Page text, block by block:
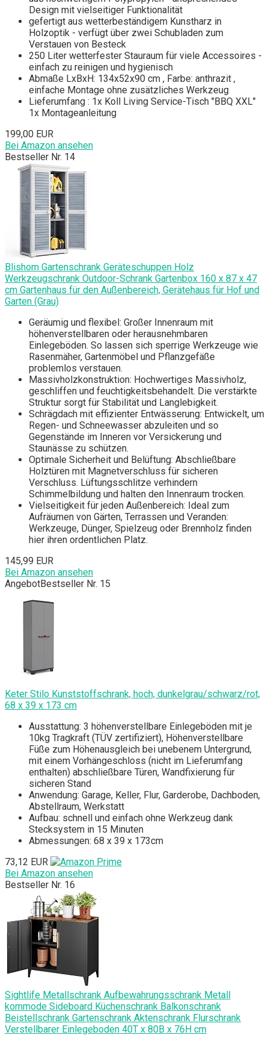
Design mit vielseitiger Funktionalität
gefertigt aus wetterbeständigem Kunstharz in
Holzoptik - verfügt über zwei Schubladen zum
Verstauen von Besteck
250 Liter wetterfester Stauraum für viele Accessoires -
einfach zu reinigen und hygienisch
Abmaße LxBxH: 134x52x90 cm , Farbe: anthrazit ,
einfache Montage ohne zusätzliches Werkzeug
Lieferumfang : 1x Koll Living Service-Tisch "BBQ XXL"
1x Montageanleitung
199,00 EUR
Bei Amazon ansehen
Bestseller Nr. 14
Blishom Gartenschrank Geräteschuppen Holz
Werkzeugschrank Outdoor-Schrank Gartenbox 160 x 87 x 47
cm Gartenhaus für den Außenbereich, Gerätehaus für Hof und
Garten (Grau)
Geräumig und flexibel: Großer Innenraum mit
höhenverstellbaren oder herausnehmbaren
Einlegeböden. So lassen sich sperrige Werkzeuge wie
Rasenmäher, Gartenmöbel und Pflanzgefäße
problemlos verstauen.
Massivholzkonstruktion: Hochwertiges Massivholz,
geschliffen und feuchtigkeitsbehandelt. Die verstärkte
Struktur sorgt für Stabilität und Langlebigkeit.
Schrägdach mit effizienter Entwässerung: Entwickelt, um
Regen- und Schneewasser abzuleiten und so
Gegenstände im Inneren vor Versickerung und
Staunässe zu schützen.
Optimale Sicherheit und Belüftung: Abschließbare
Holztüren mit Magnetverschluss für sicheren
Verschluss. Lüftungsschlitze verhindern
Schimmelbildung und halten den Innenraum trocken.
Vielseitigkeit für jeden Außenbereich: Ideal zum
Aufräumen von Gärten, Terrassen und Veranden:
Werkzeuge, Dünger, Spielzeug oder Brennholz finden
hier ihren ordentlichen Platz.
145,99 EUR
Bei Amazon ansehen
AngebotBestseller Nr. 15
Keter Stilo Kunststoffschrank, hoch, dunkelgrau/schwarz/rot,
68 x 39 x 173 cm
Ausstattung: 3 höhenverstellbare Einlegeböden mit je
10kg Tragkraft (TÜV zertifiziert), Höhenverstellbare
Füße zum Höhenausgleich bei unebenem Untergrund,
mit einem Vorhängeschloss (nicht im Lieferumfang
enthalten) abschließbare Türen, Wandfixierung für
sicheren Stand
Anwendung: Garage, Keller, Flur, Garderobe, Dachboden,
Abstellraum, Werkstatt
Aufbau: schnell und einfach ohne Werkzeug dank
Stecksystem in 15 Minuten
Abmessungen: 68 x 39 x 173cm
73,12 EUR
Bei Amazon ansehen
Bestseller Nr. 16
Sightlife Metallschrank Aufbewahrungsschrank Metall
kommode Sideboard Küchenschrank Balkonschrank
Beistellschrank Gartenschrank Aktenschrank Flurschrank
Verstellbarer Einlegeboden 40T x 80B x 76H cm